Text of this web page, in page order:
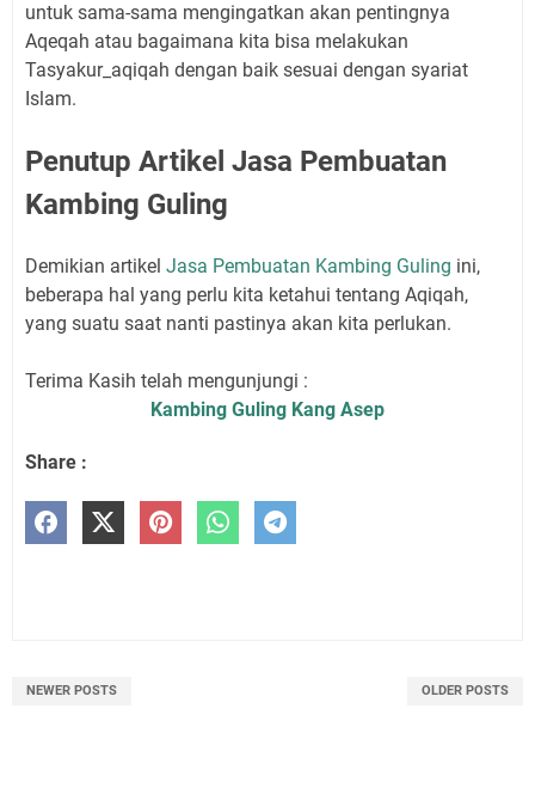
untuk sama-sama mengingatkan akan pentingnya
Aqeqah atau bagaimana kita bisa melakukan
Tasyakur_aqiqah dengan baik sesuai dengan syariat
Islam.
Penutup Artikel Jasa Pembuatan
Kambing Guling
Demikian artikel Jasa Pembuatan Kambing Guling ini,
beberapa hal yang perlu kita ketahui tentang Aqiqah,
yang suatu saat nanti pastinya akan kita perlukan.
Terima Kasih telah mengunjungi :
Kambing Guling Kang Asep
Share :
NEWER POSTS OLDER POSTS